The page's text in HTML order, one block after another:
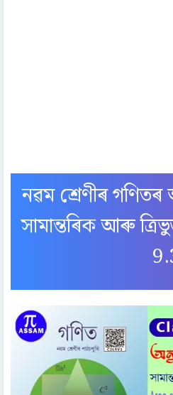
নৱম শ্ৰেণীৰ গণিতৰ
সামান্তৰিক আৰু